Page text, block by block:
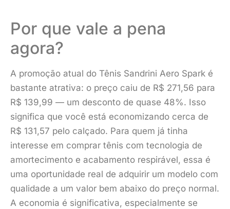
Por que vale a pena
agora?
A promoção atual do Tênis Sandrini Aero Spark é
bastante atrativa: o preço caiu de R$ 271,56 para
R$ 139,99 — um desconto de quase 48%. Isso
significa que você está economizando cerca de
R$ 131,57 pelo calçado. Para quem já tinha
interesse em comprar tênis com tecnologia de
amortecimento e acabamento respirável, essa é
uma oportunidade real de adquirir um modelo com
qualidade a um valor bem abaixo do preço normal.
A economia é significativa, especialmente se